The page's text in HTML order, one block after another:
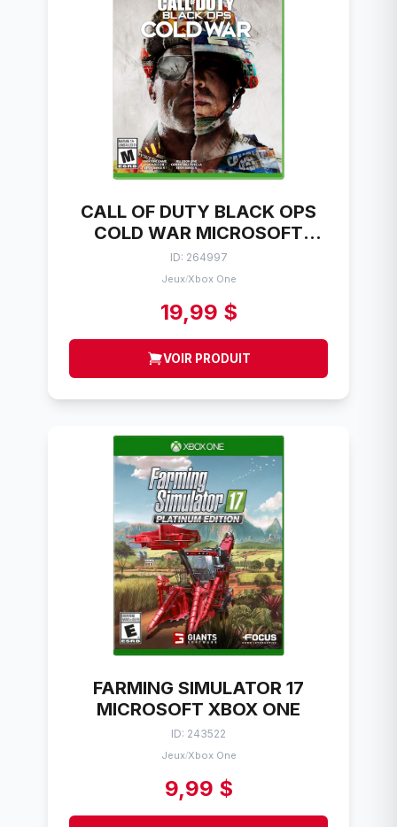
CALL OF DUTY BLACK OPS
COLD WAR MICROSOFT
XBOX ONE
ID: 264997
Jeux/Xbox One
19,99 $
VOIR PRODUIT
FARMING SIMULATOR 17
MICROSOFT XBOX ONE
ID: 243522
Jeux/Xbox One
9,99 $